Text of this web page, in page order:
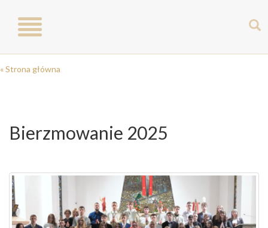
Toggle
navigation
« Strona główna
Bierzmowanie 2025